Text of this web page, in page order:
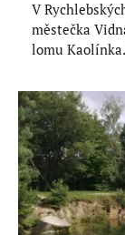
V
městečka
lomu